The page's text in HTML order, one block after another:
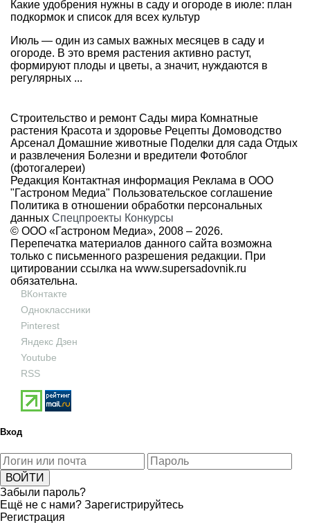
Какие удобрения нужны в саду и огороде в июле: план
подкормок и список для всех культур
Июль — один из самых важных месяцев в саду и
огороде. В это время растения активно растут,
формируют плоды и цветы, а значит, нуждаются в
регулярных ...
Строительство и ремонт Сады мира Комнатные
растения Красота и здоровье Рецепты Домоводство
Арсенал Домашние животные Поделки для сада Отдых
и развлечения Болезни и вредители Фотоблог
(фотогалереи)
Редакция Контактная информация Реклама в ООО
"Гастроном Медиа" Пользовательское соглашение
Политика в отношении обработки персональных
данных Спецпроекты Конкурсы
© ООО «Гастроном Медиа», 2008 – 2026.
Перепечатка материалов данного сайта возможна
только с письменного разрешения редакции. При
цитировании ссылка на www.supersadovnik.ru
обязательна.
ВКонтакте
Одноклассники
Pinterest
Яндекс Дзен
Youtube
RSS
Вход
Забыли пароль?
Ещё не с нами? Зарегистрируйтесь
Регистрация